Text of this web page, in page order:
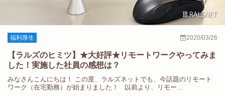
福利厚生 2020/03/26
【ラルズのヒミツ】★大好評★リモートワークやってみま
した！実施した社員の感想は？
みなさんこんにちは！ この度、ラルズネットでも、今話題のリモート
ワーク（在宅勤務）が始まりました！ 以前より、リモー…